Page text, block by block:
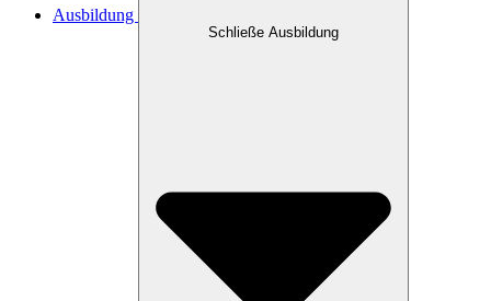
Ausbildung
Schließe Ausbildung